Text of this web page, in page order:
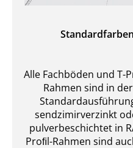
Alle Fachböden und T-
Rahmen sind in der
sendzimirverzinkt
pulverbeschichtet in
Proﬁl-Rahmen sind